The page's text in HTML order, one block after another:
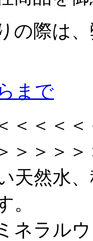
の際は
まで
＜＜
＞＞＞
天然水
。
ネラル